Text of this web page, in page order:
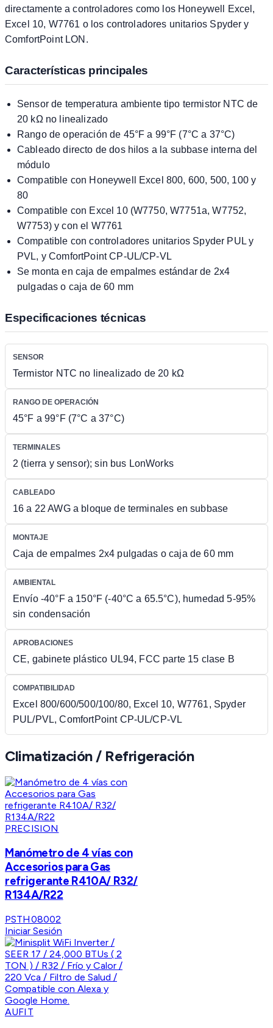
directamente a controladores como los Honeywell Excel,
Excel 10, W7761 o los controladores unitarios Spyder y
ComfortPoint LON.
Características principales
Sensor de temperatura ambiente tipo termistor NTC de
20 kΩ no linealizado
Rango de operación de 45°F a 99°F (7°C a 37°C)
Cableado directo de dos hilos a la subbase interna del
módulo
Compatible con Honeywell Excel 800, 600, 500, 100 y
80
Compatible con Excel 10 (W7750, W7751a, W7752,
W7753) y con el W7761
Compatible con controladores unitarios Spyder PUL y
PVL, y ComfortPoint CP-UL/CP-VL
Se monta en caja de empalmes estándar de 2x4
pulgadas o caja de 60 mm
Especificaciones técnicas
SENSOR
Termistor NTC no linealizado de 20 kΩ
RANGO DE OPERACIÓN
45°F a 99°F (7°C a 37°C)
TERMINALES
2 (tierra y sensor); sin bus LonWorks
CABLEADO
16 a 22 AWG a bloque de terminales en subbase
MONTAJE
Caja de empalmes 2x4 pulgadas o caja de 60 mm
AMBIENTAL
Envío -40°F a 150°F (-40°C a 65.5°C), humedad 5-95%
sin condensación
APROBACIONES
CE, gabinete plástico UL94, FCC parte 15 clase B
COMPATIBILIDAD
Excel 800/600/500/100/80, Excel 10, W7761, Spyder
PUL/PVL, ComfortPoint CP-UL/CP-VL
Climatización / Refrigeración
PRECISION
Manómetro de 4 vías con
Accesorios para Gas
refrigerante R410A/ R32/
R134A/R22
PSTH08002
Iniciar Sesión
AUFIT